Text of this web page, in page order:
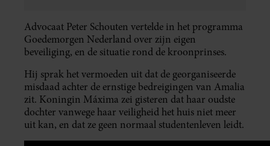
Advocaat Peter Schouten vertelde in het programma
Goedemorgen Nederland over zijn eigen
beveiliging, en de situatie rond de kroonprinses.
Hij sprak het vermoeden uit dat de georganiseerde
misdaad achter de ernstige bedreigingen van Amalia
zit. Koningin Máxima zei gisteren dat haar oudste
dochter vanwege haar veiligheid het huis niet meer
uit kan, en dat ze geen normaal studentenleven leidt.